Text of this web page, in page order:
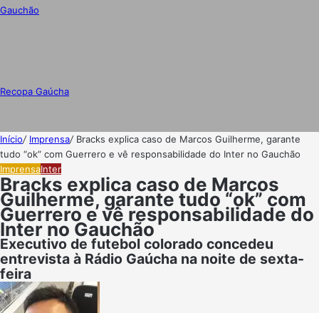
Gauchão
Recopa Gaúcha
Início/ Imprensa/ Bracks explica caso de Marcos Guilherme, garante
tudo “ok” com Guerrero e vê responsabilidade do Inter no Gauchão
ImprensaInter
Bracks explica caso de Marcos
Guilherme, garante tudo “ok” com
Guerrero e vê responsabilidade do
Inter no Gauchão
Executivo de futebol colorado concedeu
entrevista à Rádio Gaúcha na noite de sexta-
feira